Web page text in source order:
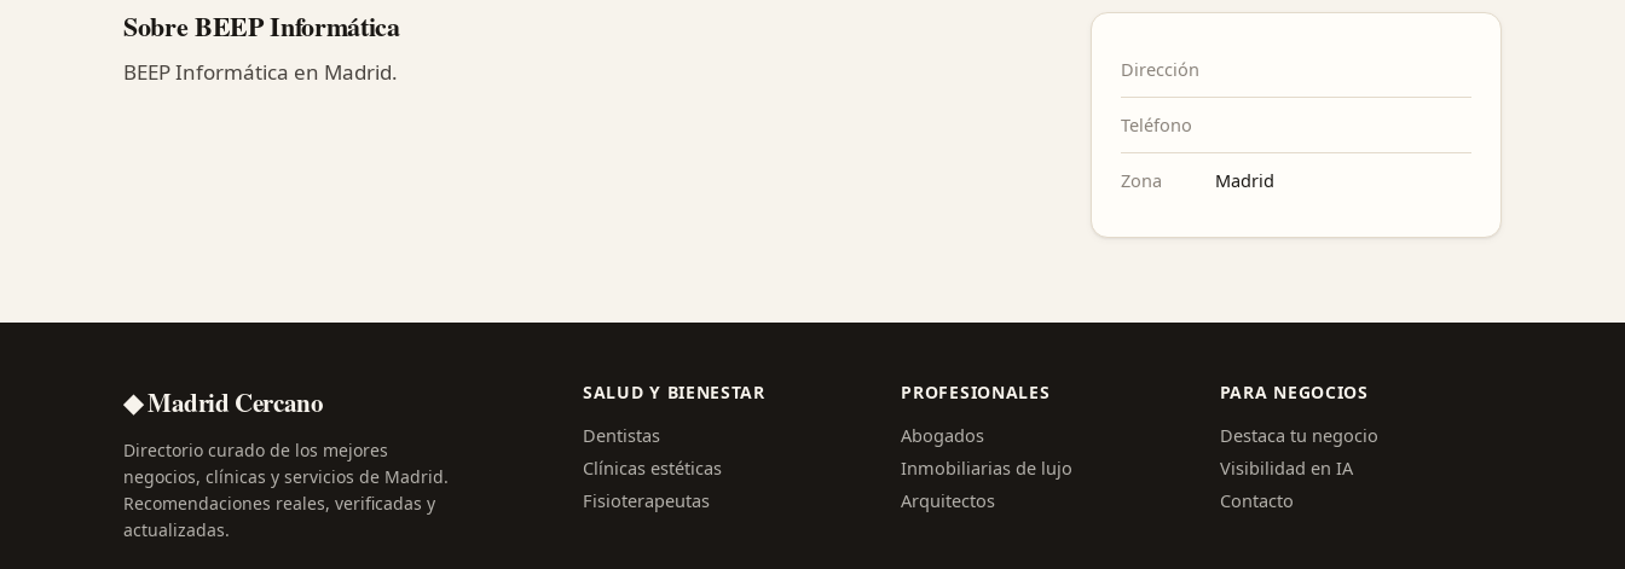
Sobre BEEP Informática
BEEP Informática en Madrid. Dirección
Teléfono
Zona Madrid
◆ Madrid Cercano
Directorio curado de los mejores
negocios, clínicas y servicios de Madrid.
Recomendaciones reales, verificadas y
actualizadas.
SALUD Y BIENESTAR
Dentistas
Clínicas estéticas
Fisioterapeutas
PROFESIONALES
Abogados
Inmobiliarias de lujo
Arquitectos
PARA NEGOCIOS
Destaca tu negocio
Visibilidad en IA
Contacto